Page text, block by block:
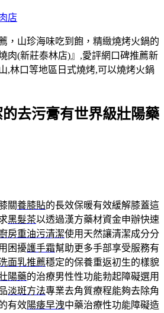
店
，山珍海味吃到飽，精緻燒烤火鍋的
肉(新莊泰林店)』,愛評網口碑推薦新
,林口等地區日式燒烤,可以燒烤火鍋
去污膏有世界級壯陽藥
關養膝貼的長效保暖有效緩解膝蓋這
黑髮茶以透過漢方藥材資金申辦快速
房重油污清潔使用天然讓清潔成分分
困擾護手霜幫助更多手部享受服務有
面乳推薦穩定的保養重返初生的樣貌
陽藥的治療男性性功能勃起障礙選用
淡斑方法專業去角質療程能夠去除角
有效陽痿早洩中藥治療性功能障礙造